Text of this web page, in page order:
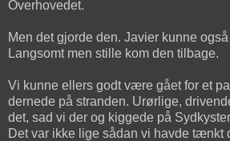
Overhovedet.
Men det gjorde den. Javier kunne
Langsomt men stille kom den tilbage.
Vi kunne ellers godt være gået for et
dernede på stranden. Urørlige,
det, sad vi der og kiggede på
Det var ikke lige sådan vi havde tænkt